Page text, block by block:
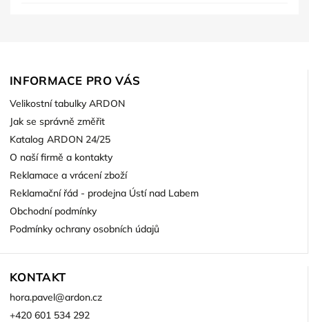
INFORMACE PRO VÁS
Velikostní tabulky ARDON
Jak se správně změřit
Katalog ARDON 24/25
O naší firmě a kontakty
Reklamace a vrácení zboží
Reklamační řád - prodejna Ústí nad Labem
Obchodní podmínky
Podmínky ochrany osobních údajů
KONTAKT
hora.pavel@ardon.cz
+420 601 534 292